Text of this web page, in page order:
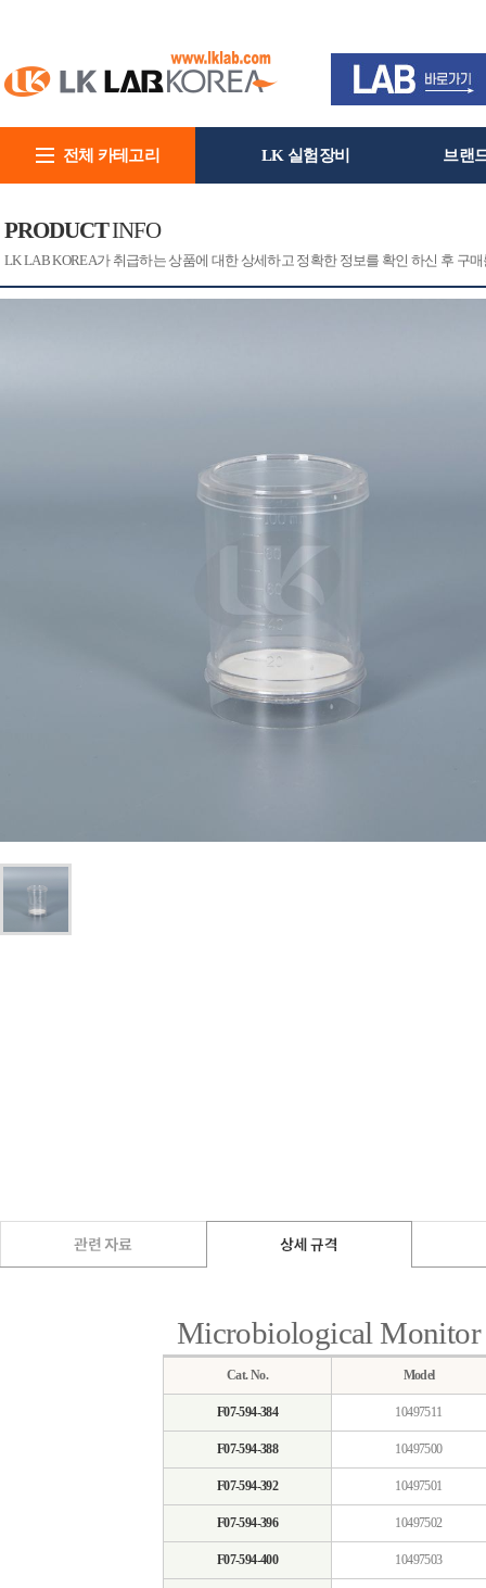
전체 카테고리 LK 실험장비 브랜
PRODUCTINFO
LK LAB KOREA가 취급하는 상품에 대한 상세하고 정확한 정보를 확인 하신 후 구
Microbiological Monitor
Cat. No. Model
F07-594-384 10497511
F07-594-388 10497500
F07-594-392 10497501
F07-594-396 10497502
F07-594-400 10497503